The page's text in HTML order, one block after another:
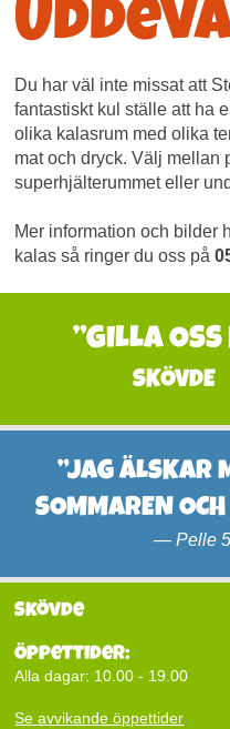
Du har väl inte missat att
fantastiskt kul ställe att ha
olika kalasrum med olika
mat och dryck. Välj mellan
superhjälterummet eller
Mer information och bilder
kalas så ringer du oss på
”GILLA OSS
SKÖVDE
”JAG ÄLSKAR
SOMMAREN
— Pelle
Skövde
Öppettider:
Alla dagar: 10.00 - 19.00
Se avvikande öppettider